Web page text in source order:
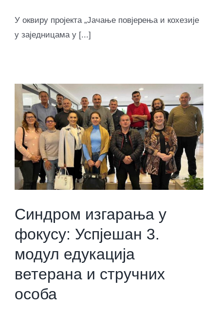
У оквиру пројекта „Јачање повјерења и кохезије
у заједницама у [...]
Синдром изгарања у
фокусу: Успјешан 3.
модул едукација
ветерана и стручних
особа